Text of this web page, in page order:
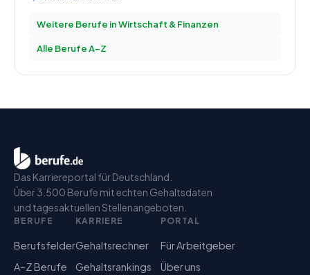
Weitere Berufe inWirtschaft & Finanzen
Alle Berufe A–Z
Das Karriereportal für Deutschland.
Über 3.500 Berufe mit echten Gehaltsdaten
und tagesaktuellen Stellenangeboten.
BERUFE
Berufsfelder
A–Z Berufe
KARRIERE
Gehaltsrechner
Gehaltsrankings
PORTAL
Für Arbeitgeber
Über uns